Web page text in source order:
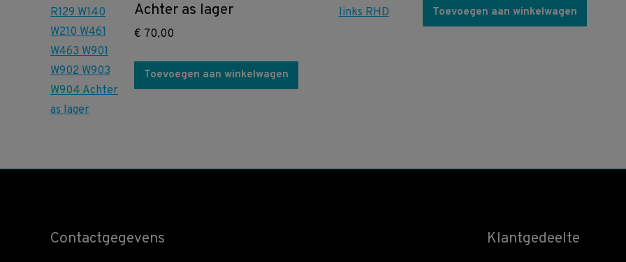
Achter as lager
€ 70,00
Toevoegen aan winkelwagen
Toevoegen aan winkelwagen
Contactgegevens Klantgedeelte